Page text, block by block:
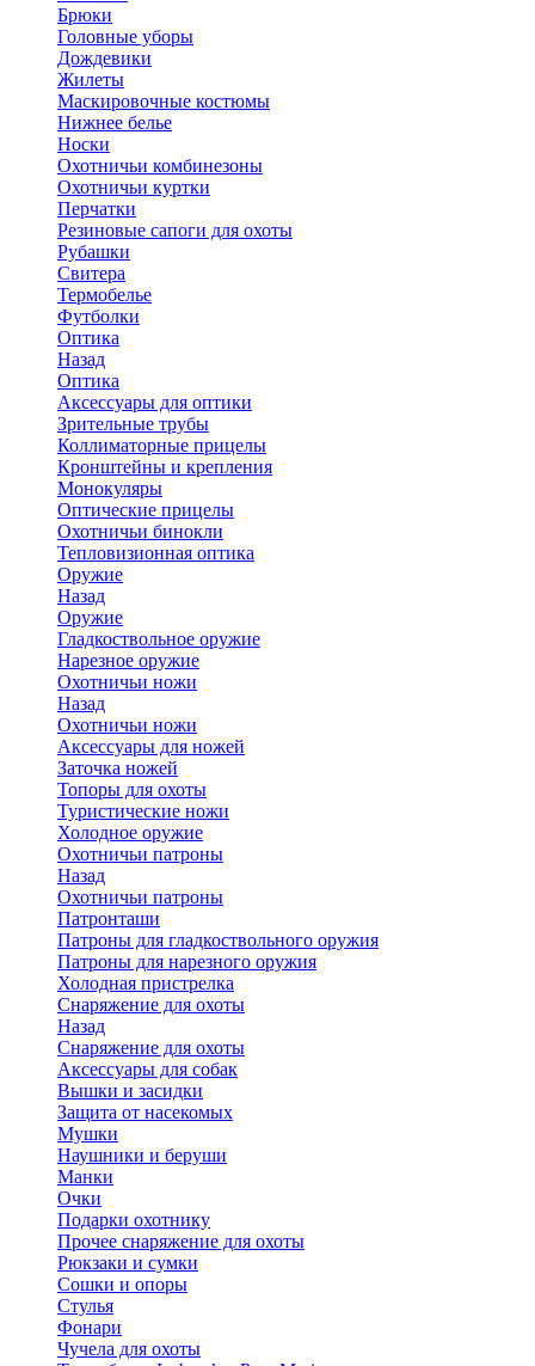
Брюки
Головные уборы
Дождевики
Жилеты
Маскировочные костюмы
Нижнее белье
Носки
Охотничьи комбинезоны
Охотничьи куртки
Перчатки
Резиновые сапоги для охоты
Рубашки
Свитера
Термобелье
Футболки
Оптика
Назад
Оптика
Аксессуары для оптики
Зрительные трубы
Коллиматорные прицелы
Кронштейны и крепления
Монокуляры
Оптические прицелы
Охотничьи бинокли
Тепловизионная оптика
Оружие
Назад
Оружие
Гладкоствольное оружие
Нарезное оружие
Охотничьи ножи
Назад
Охотничьи ножи
Аксессуары для ножей
Заточка ножей
Топоры для охоты
Туристические ножи
Холодное оружие
Охотничьи патроны
Назад
Охотничьи патроны
Патронташи
Патроны для гладкоствольного оружия
Патроны для нарезного оружия
Холодная пристрелка
Снаряжение для охоты
Назад
Снаряжение для охоты
Аксессуары для собак
Вышки и засидки
Защита от насекомых
Мушки
Наушники и беруши
Манки
Очки
Подарки охотнику
Прочее снаряжение для охоты
Рюкзаки и сумки
Сошки и опоры
Стулья
Фонари
Чучела для охоты